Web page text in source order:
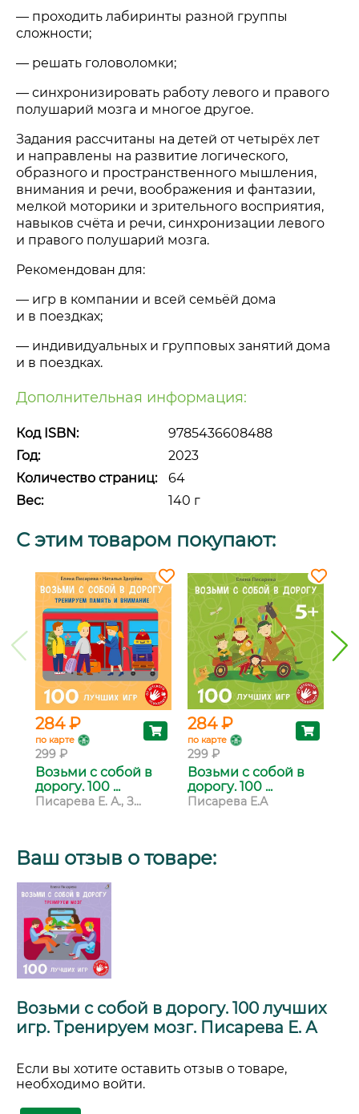
— проходить лабиринты разной группы
сложности;
— решать головоломки;
— синхронизировать работу левого и правого
полушарий мозга и многое другое.
Задания рассчитаны на детей от четырёх лет
и направлены на развитие логического,
образного и пространственного мышления,
внимания и речи, воображения и фантазии,
мелкой моторики и зрительного восприятия,
навыков счёта и речи, синхронизации левого
и правого полушарий мозга.
Рекомендован для:
— игр в компании и всей семьёй дома
и в поездках;
— индивидуальных и групповых занятий дома
и в поездках.
Дополнительная информация:
Код ISBN:
9785436608488
Год:
2023
Количество страниц:
64
Вес:
140 г
С этим товаром покупают:
284 ₽
по карте
299 ₽
Возьми с собой в
дорогу. 100 ...
Писарева Е. А., З...
284 ₽
по карте
299 ₽
Возьми с собой в
дорогу. 100 ...
Писарева Е.А
Ваш отзыв о товаре:
Возьми с собой в дорогу. 100 лучших
игр. Тренируем мозг. Писарева Е. А
Если вы хотите оставить отзыв о товаре,
необходимо войти.